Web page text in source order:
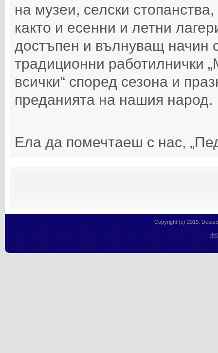
на музеи, селски
както и есенни и летни
достъпен и вълнуващ начин
традиционни работилнички
всички“ според сезона и
преданията на нашия народ.
Ела да помечтаеш с нас,
Copyright (c) 2019.